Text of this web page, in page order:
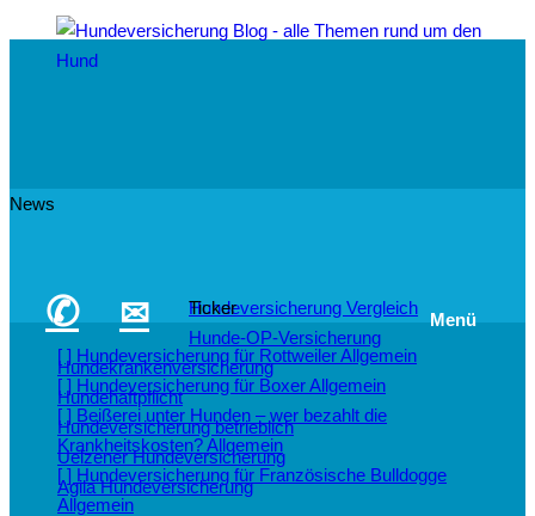
✆ ✉ Menü
Hundeversicherung Vergleich
Hunde-OP-Versicherung
Hundekrankenversicherung
Hundehaftpflicht
Hundeversicherung betrieblich
Uelzener Hundeversicherung
Agila Hundeversicherung
News
Ticker
[ ] Hundeversicherung für RottweilerAllgemein
[ ] Hundeversicherung für BoxerAllgemein
[ ] Beißerei unter Hunden – wer bezahlt die
Krankheitskosten?Allgemein
[ ] Hundeversicherung für Französische Bulldogge
Allgemein